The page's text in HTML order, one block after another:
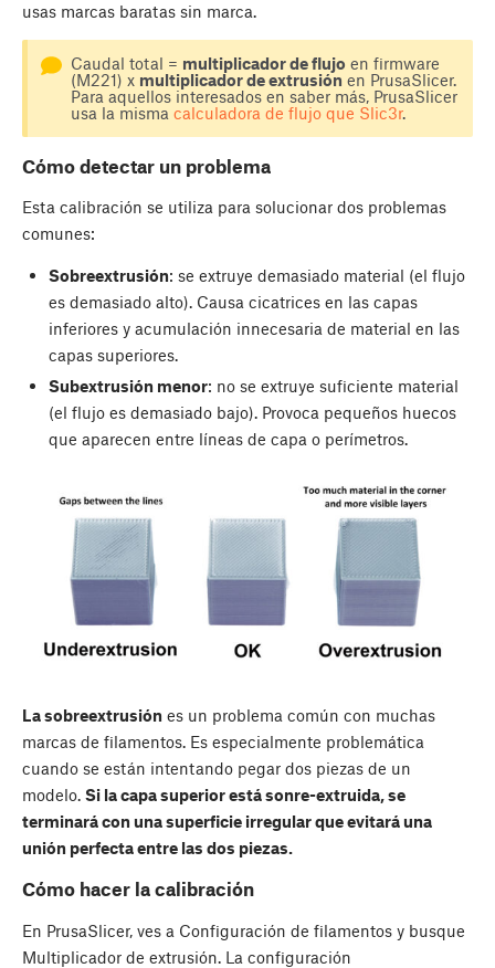
usas marcas baratas sin marca.
Caudal total = multiplicador de flujo en firmware
(M221) x multiplicador de extrusión en PrusaSlicer.
Para aquellos interesados en saber más, PrusaSlicer
usa la misma calculadora de flujo que Slic3r.
Cómo detectar un problema
Esta calibración se utiliza para solucionar dos problemas
comunes:
Sobreextrusión: se extruye demasiado material (el flujo
es demasiado alto). Causa cicatrices en las capas
inferiores y acumulación innecesaria de material en las
capas superiores.
Subextrusión menor: no se extruye suficiente material
(el flujo es demasiado bajo). Provoca pequeños huecos
que aparecen entre líneas de capa o perímetros.
La sobreextrusión es un problema común con muchas
marcas de filamentos. Es especialmente problemática
cuando se están intentando pegar dos piezas de un
modelo. Si la capa superior está sonre-extruida, se
terminará con una superficie irregular que evitará una
unión perfecta entre las dos piezas.
Cómo hacer la calibración
En PrusaSlicer, ves a Configuración de filamentos y busque
Multiplicador de extrusión. La configuración